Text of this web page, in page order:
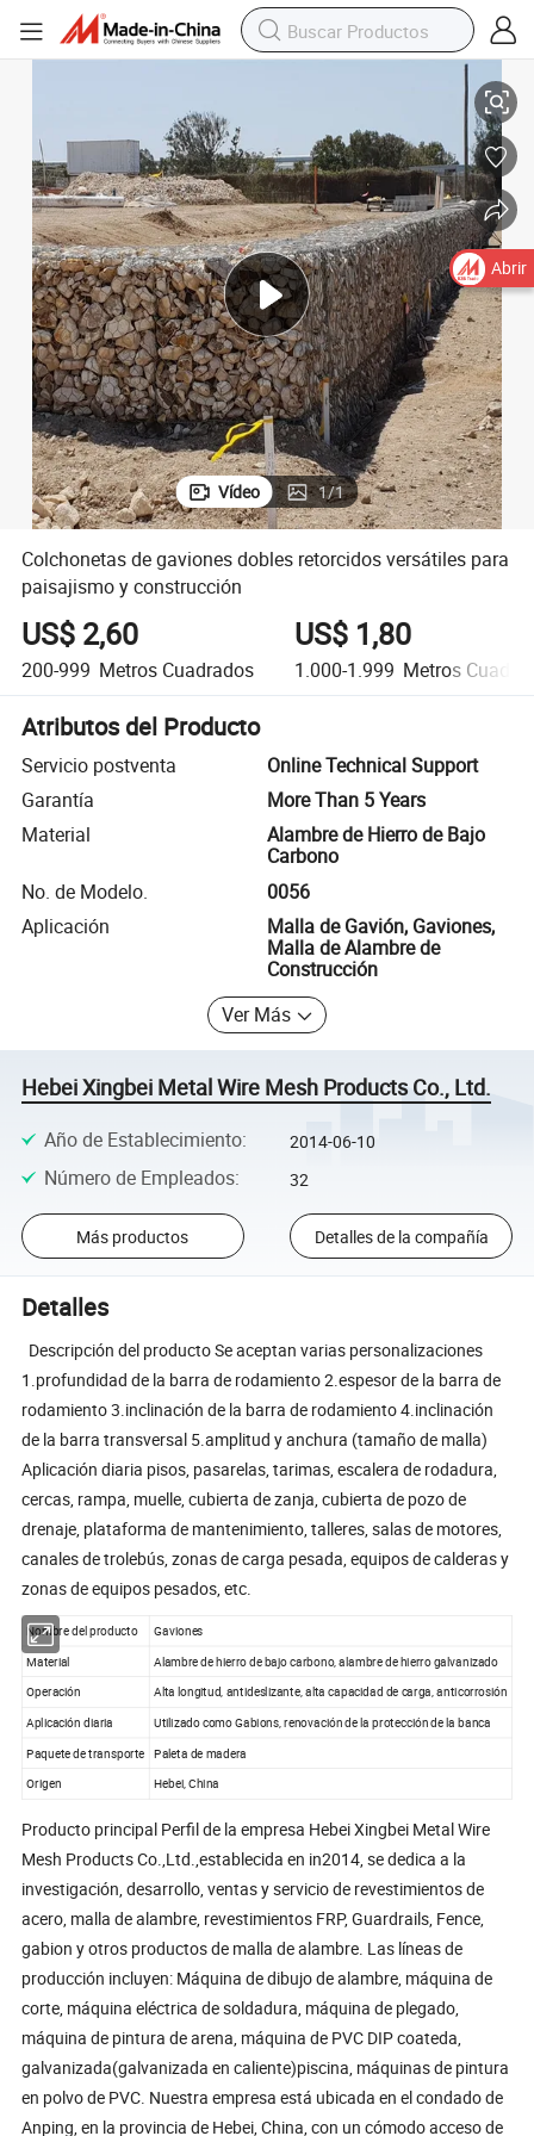
Colchonetas de gaviones dobles retorcidos versátiles para paisajismo y
Vídeo 1/1
Colchonetas de gaviones dobles retorcidos versátiles para
paisajismo y construcción
US$ 2,60
200-999 Metros Cuadrados
US$ 1,80
1.000-1.999 Metros
Atributos del Producto
Servicio postventa
Online Technical Support
Garantía
More Than 5 Years
Material
Alambre de Hierro de Bajo
Carbono
No. de Modelo.
0056
Aplicación
Malla de Gavión, Gaviones,
Malla de Alambre de
Construcción
Ver Más
Hebei Xingbei Metal Wire Mesh Products Co., Ltd.
Año de Establecimiento: 2014-06-10
Número de Empleados: 32
Más productos Detalles de la compañía
Detalles
Descripción del producto Se aceptan varias personalizaciones
1.profundidad de la barra de rodamiento 2.espesor de la barra de
rodamiento 3.inclinación de la barra de rodamiento 4.inclinación
de la barra transversal 5.amplitud y anchura (tamaño de malla)
Aplicación diaria pisos, pasarelas, tarimas, escalera de rodadura,
cercas, rampa, muelle, cubierta de zanja, cubierta de pozo de
drenaje, plataforma de mantenimiento, talleres, salas de motores,
canales de trolebús, zonas de carga pesada, equipos de calderas y
zonas de equipos pesados, etc.
Nombre del producto
Gaviones
Material
Alambre de hierro de bajo carbono, alambre de hierro galvanizado
Operación Alta longitud, antideslizante, alta capacidad de carga, anticorrosión
Aplicación diaria
Utilizado como Gabions, renovación de la protección de la banca
Paquete de transporte
Paleta de madera
Origen Hebei, China
Producto principal Perfil de la empresa Hebei Xingbei Metal Wire
Mesh Products Co.,Ltd.,establecida en in2014, se dedica a la
investigación, desarrollo, ventas y servicio de revestimientos de
acero, malla de alambre, revestimientos FRP, Guardrails, Fence,
gabion y otros productos de malla de alambre. Las líneas de
producción incluyen: Máquina de dibujo de alambre, máquina de
corte, máquina eléctrica de soldadura, máquina de plegado,
máquina de pintura de arena, máquina de PVC DIP coateda,
galvanizada(galvanizada en caliente)piscina, máquinas de pintura
en polvo de PVC. Nuestra empresa está ubicada en el condado de
Anping, en la provincia de Hebei, China, con un cómodo acceso de
Abrir